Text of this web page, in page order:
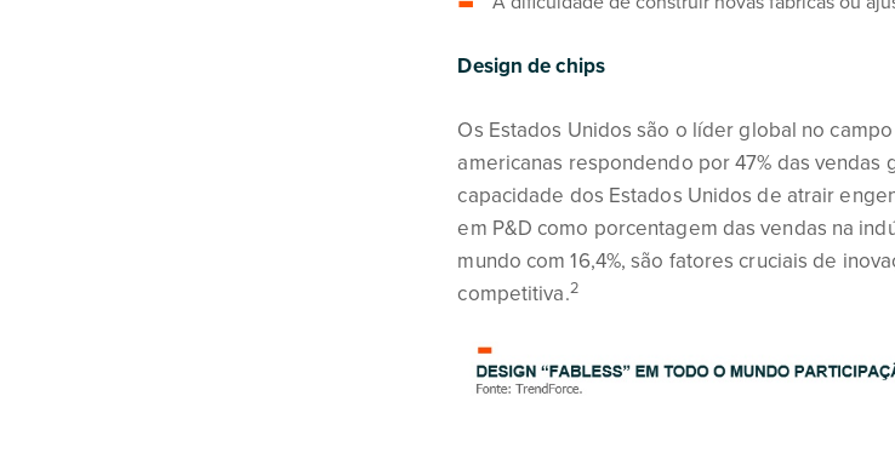
Design de chips
Os Estados Unidos são o líder global no
americanas respondendo por 47% das vendas
capacidade dos Estados Unidos de atrair
em P&D como porcentagem das vendas na
mundo com 16,4%, são fatores cruciais de
competitiva.2